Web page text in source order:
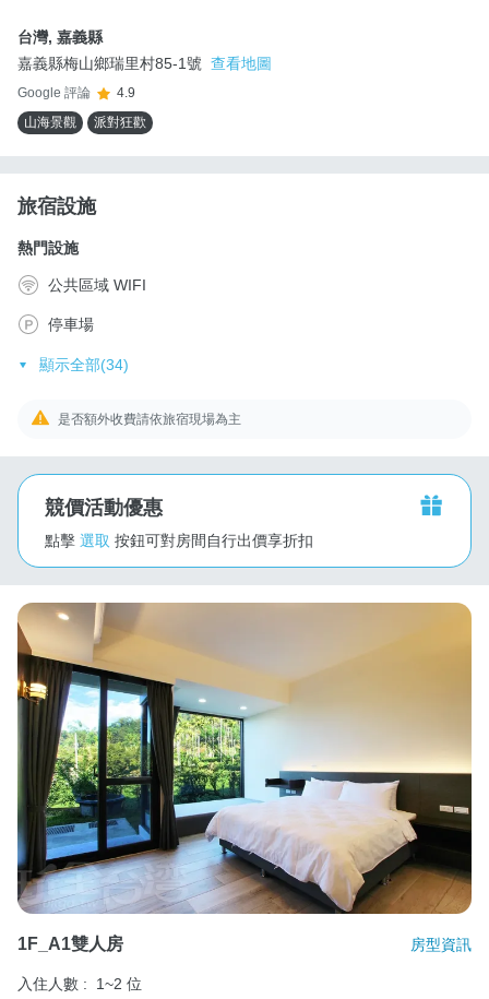
台灣, 嘉義縣
嘉義縣梅山鄉瑞里村85-1號 查看地圖
Google 評論
4.9
山海景觀
派對狂歡
旅宿設施
熱門設施
公共區域 WIFI
停車場
顯示全部(34)
是否額外收費請依旅宿現場為主
競價活動優惠
點擊 選取 按鈕可對房間自行出價享折扣
1F_A1雙人房 房型資訊
入住人數 :
1~2 位